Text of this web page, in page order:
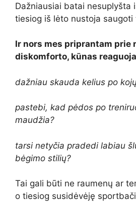
Dažniausiai batai nesuplyšta
tiesiog iš lėto nustoja saugoti
Ir nors mes priprantam prie
diskomforto, kūnas
dažniau skauda kelius po
pastebi, kad pėdos po
maudžia?
tarsi netyčia pradedi labiau
bėgimo stilių?
Tai gali būti ne raumenų ar
o tiesiog susidėvėję